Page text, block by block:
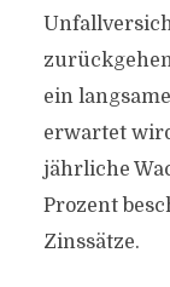
ein
erwartet
jährliche
Prozent
Zinssätze.